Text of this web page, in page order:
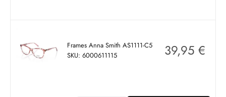
Frames Anna Smith AS1111-C5
SKU: 6000611115
39,95 €